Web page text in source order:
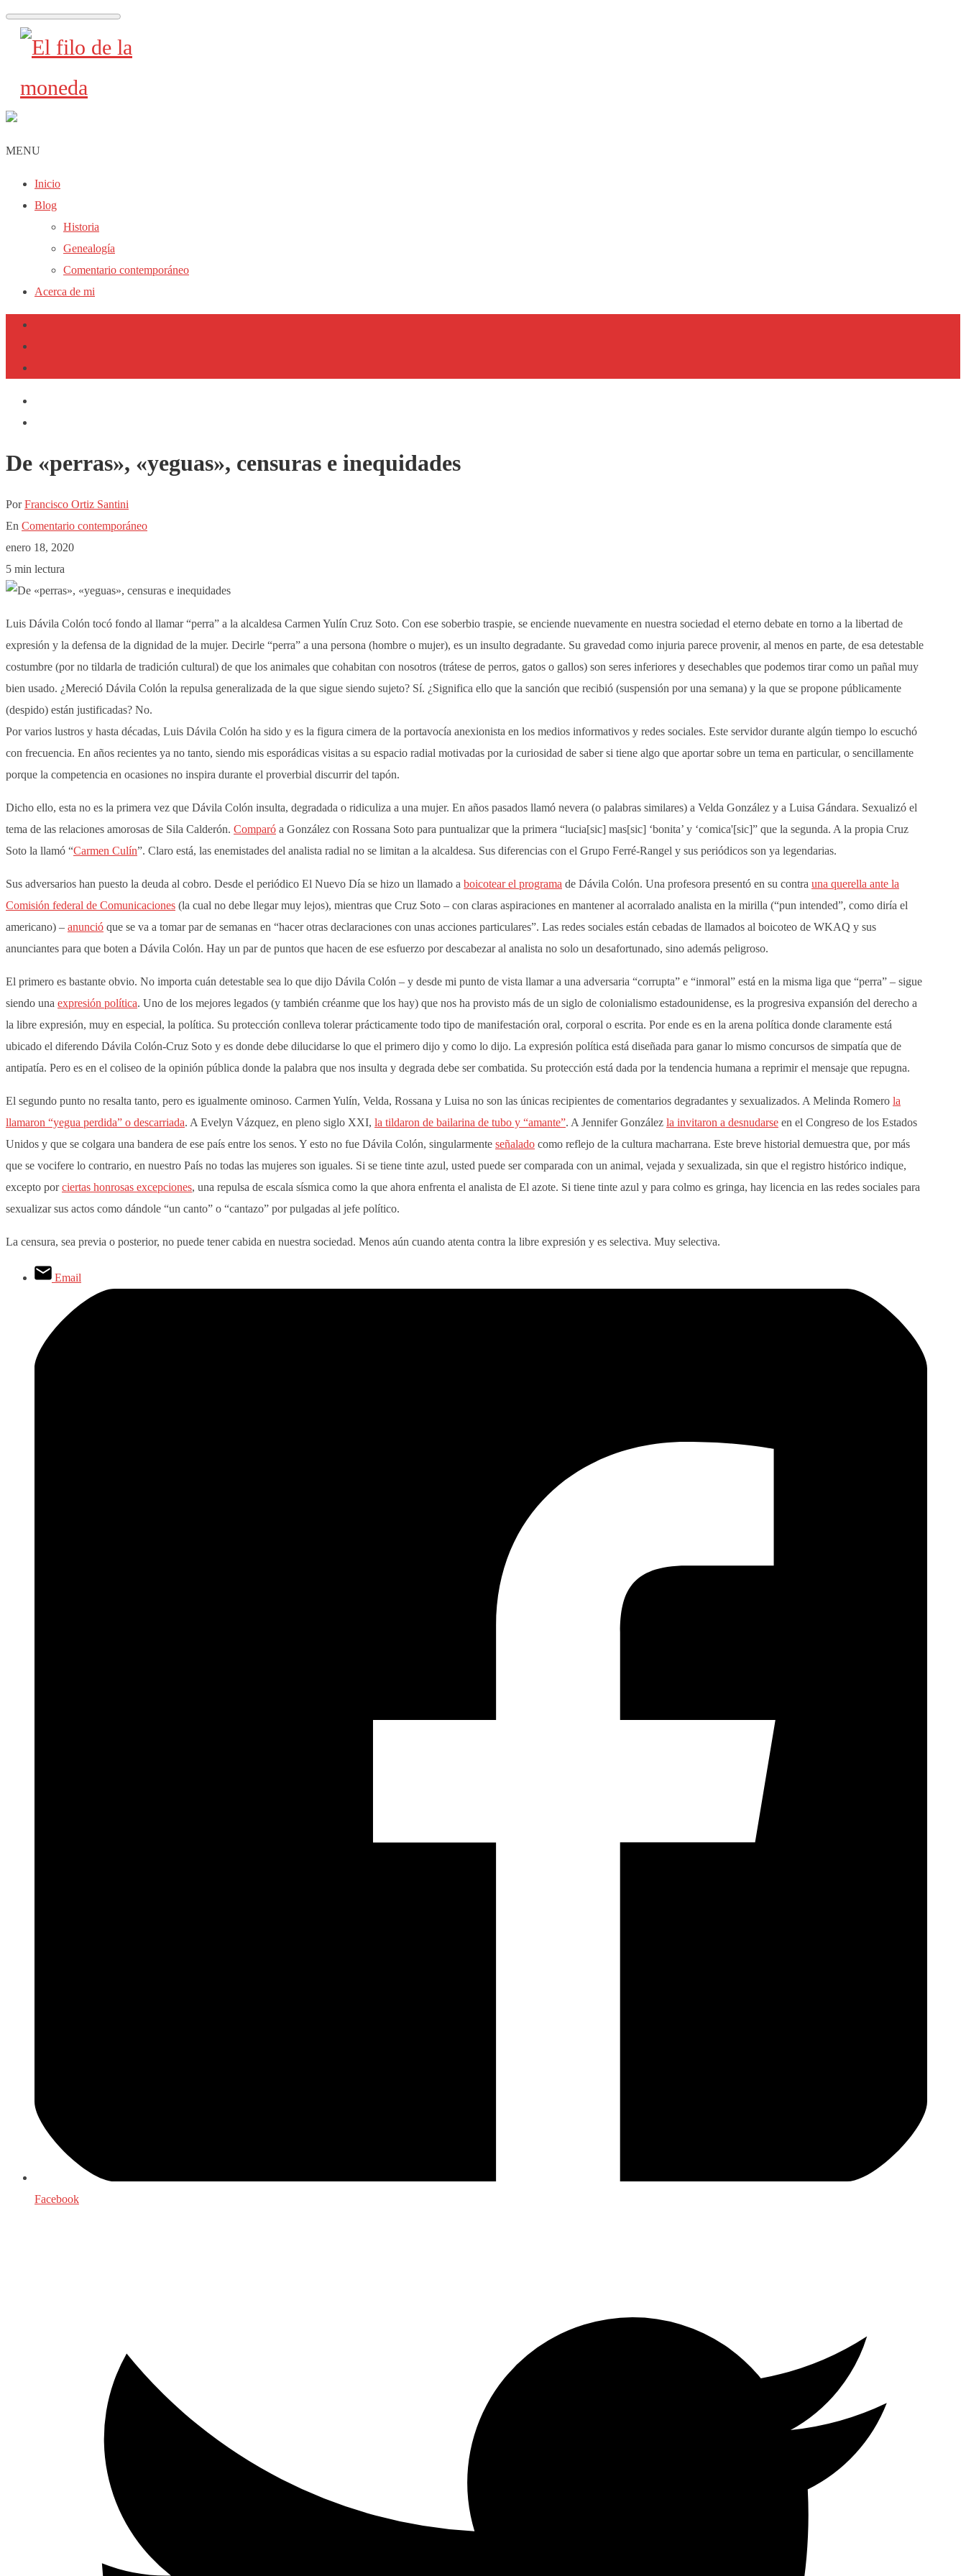
MENU
Inicio
Blog
Historia
Genealogía
Comentario contemporáneo
Acerca de mi
De «perras», «yeguas», censuras e inequidades
PorFrancisco Ortiz Santini
En Comentario contemporáneo
enero 18, 2020
5 min lectura
Luis Dávila Colón tocó fondo al llamar “perra” a la alcaldesa Carmen Yulín Cruz Soto. Con ese soberbio traspie, se enciende nuevamente en nuestra sociedad el eterno debate en torno a la libertad de
expresión y la defensa de la dignidad de la mujer. Decirle “perra” a una persona (hombre o mujer), es un insulto degradante. Su gravedad como injuria parece provenir, al menos en parte, de esa detestable
costumbre (por no tildarla de tradición cultural) de que los animales que cohabitan con nosotros (trátese de perros, gatos o gallos) son seres inferiores y desechables que podemos tirar como un pañal muy
bien usado. ¿Mereció Dávila Colón la repulsa generalizada de la que sigue siendo sujeto? Sí. ¿Significa ello que la sanción que recibió (suspensión por una semana) y la que se propone públicamente
(despido) están justificadas? No.
Por varios lustros y hasta décadas, Luis Dávila Colón ha sido y es la figura cimera de la portavocía anexionista en los medios informativos y redes sociales. Este servidor durante algún tiempo lo escuchó
con frecuencia. En años recientes ya no tanto, siendo mis esporádicas visitas a su espacio radial motivadas por la curiosidad de saber si tiene algo que aportar sobre un tema en particular, o sencillamente
porque la competencia en ocasiones no inspira durante el proverbial discurrir del tapón.
Dicho ello, esta no es la primera vez que Dávila Colón insulta, degradada o ridiculiza a una mujer. En años pasados llamó nevera (o palabras similares) a Velda González y a Luisa Gándara. Sexualizó el
tema de las relaciones amorosas de Sila Calderón. Comparó a González con Rossana Soto para puntualizar que la primera “lucia[sic] mas[sic] ‘bonita’ y ‘comica'[sic]” que la segunda. A la propia Cruz
Soto la llamó “Carmen Culín”. Claro está, las enemistades del analista radial no se limitan a la alcaldesa. Sus diferencias con el Grupo Ferré-Rangel y sus periódicos son ya legendarias.
Sus adversarios han puesto la deuda al cobro. Desde el periódico El Nuevo Día se hizo un llamado a boicotear el programa de Dávila Colón. Una profesora presentó en su contra una querella ante la
Comisión federal de Comunicaciones (la cual no debe llegar muy lejos), mientras que Cruz Soto – con claras aspiraciones en mantener al acorralado analista en la mirilla (“pun intended”, como diría el
americano) – anunció que se va a tomar par de semanas en “hacer otras declaraciones con unas acciones particulares”. Las redes sociales están cebadas de llamados al boicoteo de WKAQ y sus
anunciantes para que boten a Dávila Colón. Hay un par de puntos que hacen de ese esfuerzo por descabezar al analista no solo un desafortunado, sino además peligroso.
El primero es bastante obvio. No importa cuán detestable sea lo que dijo Dávila Colón – y desde mi punto de vista llamar a una adversaria “corrupta” e “inmoral” está en la misma liga que “perra” – sigue
siendo una expresión política. Uno de los mejores legados (y también créanme que los hay) que nos ha provisto más de un siglo de colonialismo estadounidense, es la progresiva expansión del derecho a
la libre expresión, muy en especial, la política. Su protección conlleva tolerar prácticamente todo tipo de manifestación oral, corporal o escrita. Por ende es en la arena política donde claramente está
ubicado el diferendo Dávila Colón-Cruz Soto y es donde debe dilucidarse lo que el primero dijo y como lo dijo. La expresión política está diseñada para ganar lo mismo concursos de simpatía que de
antipatía. Pero es en el coliseo de la opinión pública donde la palabra que nos insulta y degrada debe ser combatida. Su protección está dada por la tendencia humana a reprimir el mensaje que repugna.
El segundo punto no resalta tanto, pero es igualmente ominoso. Carmen Yulín, Velda, Rossana y Luisa no son las únicas recipientes de comentarios degradantes y sexualizados. A Melinda Romero la
llamaron “yegua perdida” o descarriada. A Evelyn Vázquez, en pleno siglo XXI, la tildaron de bailarina de tubo y “amante”. A Jennifer González la invitaron a desnudarse en el Congreso de los Estados
Unidos y que se colgara una bandera de ese país entre los senos. Y esto no fue Dávila Colón, singularmente señalado como reflejo de la cultura macharrana. Este breve historial demuestra que, por más
que se vocifere lo contrario, en nuestro País no todas las mujeres son iguales. Si se tiene tinte azul, usted puede ser comparada con un animal, vejada y sexualizada, sin que el registro histórico indique,
excepto porciertas honrosas excepciones, una repulsa de escala sísmica como la que ahora enfrenta el analista de El azote. Si tiene tinte azul y para colmo es gringa, hay licencia en las redes sociales para
sexualizar sus actos como dándole “un canto” o “cantazo” por pulgadas al jefe político.
La censura, sea previa o posterior, no puede tener cabida en nuestra sociedad. Menos aún cuando atenta contra la libre expresión y es selectiva. Muy selectiva.
Email
Facebook